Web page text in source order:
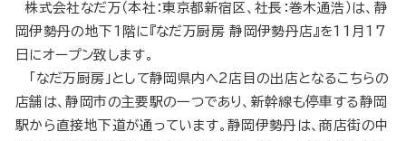
株式会社なだ万（本社：東京都新宿区、社長：巻木通浩）は、静
岡伊勢丹の地下1階に『なだ万厨房 静岡伊勢丹店』を11月17
日にオープン致します。
「なだ万厨房」として静岡県内へ2店目の出店となるこちらの
店舗は、静岡市の主要駅の一つであり、新幹線も停車する静岡
駅から直接地下道が通っています。静岡伊勢丹は、商店街の中